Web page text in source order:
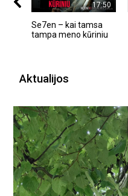
17:50
Se7en – kai tamsa
tampa meno kūriniu
Aktualijos